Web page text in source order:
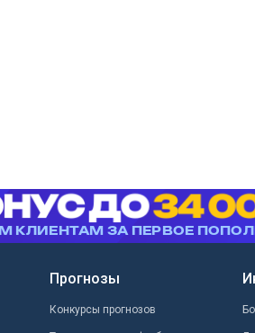
Прогнозы
Конкурсы прогнозов